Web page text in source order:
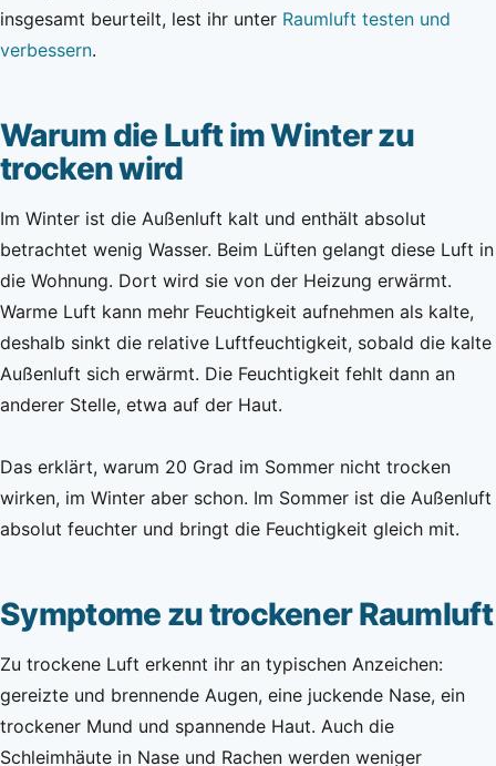
insgesamt beurteilt, lest ihr unter Raumluft testen und
verbessern.
Warum die Luft im Winter zu
trocken wird
Im Winter ist die Außenluft kalt und enthält absolut
betrachtet wenig Wasser. Beim Lüften gelangt diese Luft in
die Wohnung. Dort wird sie von der Heizung erwärmt.
Warme Luft kann mehr Feuchtigkeit aufnehmen als kalte,
deshalb sinkt die relative Luftfeuchtigkeit, sobald die kalte
Außenluft sich erwärmt. Die Feuchtigkeit fehlt dann an
anderer Stelle, etwa auf der Haut.
Das erklärt, warum 20 Grad im Sommer nicht trocken
wirken, im Winter aber schon. Im Sommer ist die Außenluft
absolut feuchter und bringt die Feuchtigkeit gleich mit.
Symptome zu trockener Raumluft
Zu trockene Luft erkennt ihr an typischen Anzeichen:
gereizte und brennende Augen, eine juckende Nase, ein
trockener Mund und spannende Haut. Auch die
Schleimhäute in Nase und Rachen werden weniger